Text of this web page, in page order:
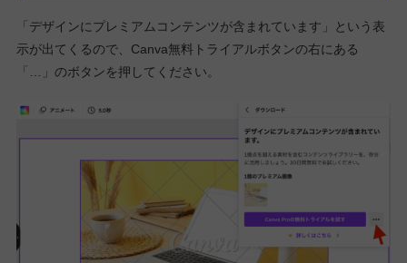
「デザインにプレミアムコンテンツが含まれています」という表
示が出てくるので、Canva無料トライアルボタンの右にある
「…」のボタンを押してください。